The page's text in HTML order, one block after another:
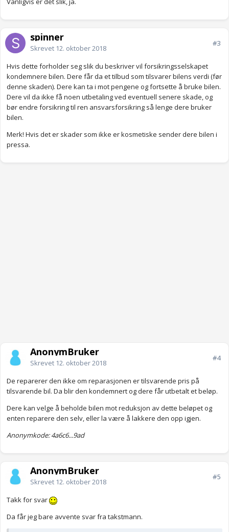
spinner
Skrevet 12. oktober 2018
#3
Hvis dette forholder seg slik du beskriver vil forsikringsselskapet
kondemnere bilen. Dere får da et tilbud som tilsvarer bilens verdi (før
denne skaden). Dere kan ta i mot pengene og fortsette å bruke bilen.
Dere vil da ikke få noen utbetaling ved eventuell senere skade, og
bør endre forsikring til ren ansvarsforsikring så lenge dere bruker
bilen.
Merk! Hvis det er skader som ikke er kosmetiske sender dere bilen i
pressa.
AnonymBruker
Skrevet 12. oktober 2018
#4
De reparerer den ikke om reparasjonen er tilsvarende pris på
tilsvarende bil. Da blir den kondemnert og dere får utbetalt et beløp.
Dere kan velge å beholde bilen mot reduksjon av dette beløpet og
enten reparere den selv, eller la være å lakkere den opp igjen.
Anonymkode: 4a6c6...9ad
AnonymBruker
Skrevet 12. oktober 2018
#5
Takk for svar
Da får jeg bare avvente svar fra takstmann.